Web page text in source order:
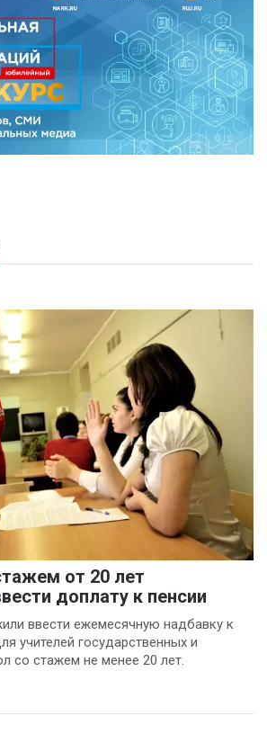
от 20 лет
доплату к пенсии
ввести ежемесячную надбавку к
учителей государственных и
со стажем не менее 20 лет.